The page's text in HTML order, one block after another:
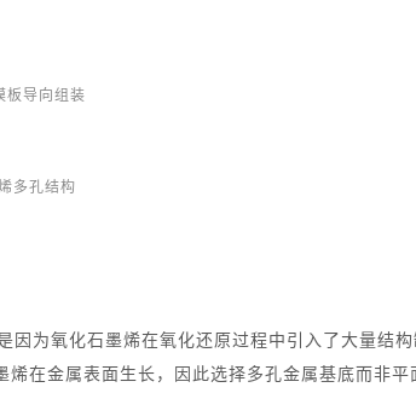
板导向组装
多孔结构
为氧化石墨烯在氧化还原过程中引入了大量结
在金属表面生长，因此选择多孔金属基底而非